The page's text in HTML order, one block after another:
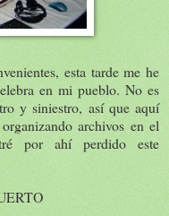
esta tarde me he
en mi pueblo. No es
y siniestro, así que aquí
archivos en el
por ahí perdido este